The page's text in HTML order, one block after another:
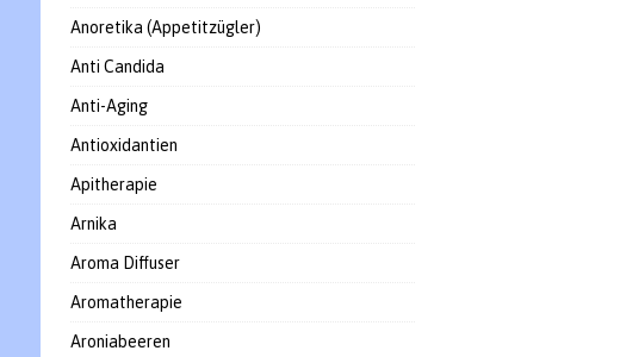
Anoretika (Appetitzügler)
Anti Candida
Anti-Aging
Antioxidantien
Apitherapie
Arnika
Aroma Diffuser
Aromatherapie
Aroniabeeren